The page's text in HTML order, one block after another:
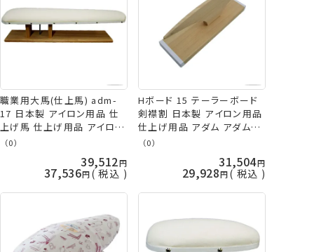
職業用大馬(仕上馬) adm-
17 日本製 アイロン用品 仕
上げ馬 仕上げ用品 アイロン
台 アダム アダム商会 ADM
（0）
39,512
37,536 税込
Hボード 15 テーラーボード
剣襟割 日本製 アイロン用品
仕上げ用品 アダム アダム商
会 ADM 手芸の山久
（0）
31,504
29,928 税込